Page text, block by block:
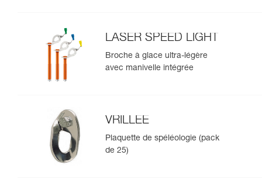
LASER SPEED LIGHT
Broche à glace ultra-légère
avec manivelle intégrée
VRILLEE
Plaquette de spéléologie (pack
de 25)